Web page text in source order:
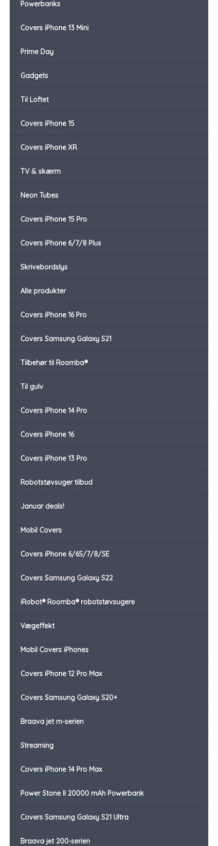
Powerbanks
Covers iPhone 13 Mini
Prime Day
Gadgets
Til Loftet
Covers iPhone 15
Covers iPhone XR
TV & skærm
Neon Tubes
Covers iPhone 15 Pro
Covers iPhone 6/7/8 Plus
Skrivebordslys
Alle produkter
Covers iPhone 16 Pro
Covers Samsung Galaxy S21
Tilbehør til Roomba®
Til gulv
Covers iPhone 14 Pro
Covers iPhone 16
Covers iPhone 13 Pro
Robotstøvsuger tilbud
Januar deals!
Mobil Covers
Covers iPhone 6/6S/7/8/SE
Covers Samsung Galaxy S22
iRobot® Roomba® robotstøvsugere
Vægeffekt
Mobil Covers iPhones
Covers iPhone 12 Pro Max
Covers Samsung Galaxy S20+
Braava jet m-serien
Streaming
Covers iPhone 14 Pro Max
Power Stone II 20000 mAh Powerbank
Covers Samsung Galaxy S21 Ultra
Braava jet 200-serien